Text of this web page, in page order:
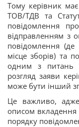
Тому керівник
ТОВ/ТДВ та
повідомлення
відправленням з
повідомлення
місце зборів) та
одним з питань
розгляд заяви
може бути інший
Це важливо,
описом вкладення
порядку